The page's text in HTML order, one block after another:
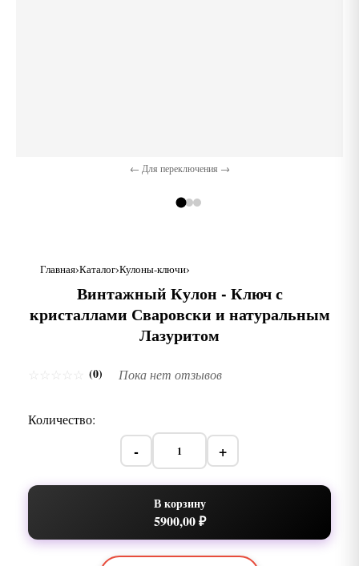
← Для переключения →
Главная Каталог Кулоны-ключи
Винтажный Кулон - Ключ с
кристаллами Сваровски и натуральным
Лазуритом
(0) Пока нет отзывов
Количество:
- +
В корзину
5900,00 ₽